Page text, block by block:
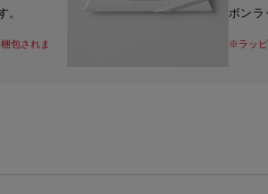
。
包されま
ボンラ
※ラッピ